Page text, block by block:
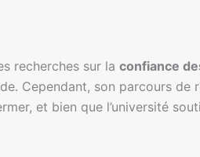
recherches sur la confiance
Cependant, son parcours de
et bien que l’université